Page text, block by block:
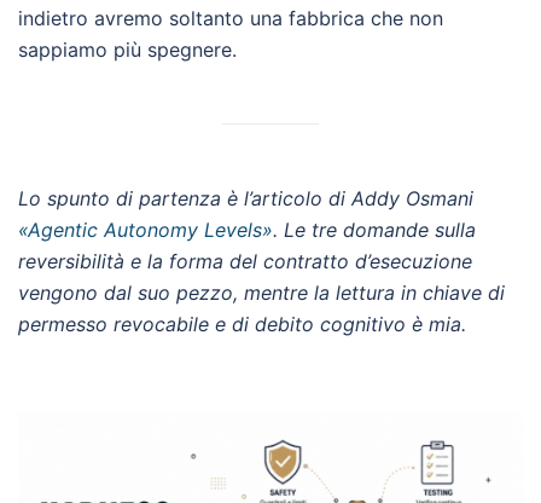
indietro avremo soltanto una fabbrica che non
sappiamo più spegnere.
Lo spunto di partenza è l’articolo di Addy Osmani
«Agentic Autonomy Levels». Le tre domande sulla
reversibilità e la forma del contratto d’esecuzione
vengono dal suo pezzo, mentre la lettura in chiave di
permesso revocabile e di debito cognitivo è mia.